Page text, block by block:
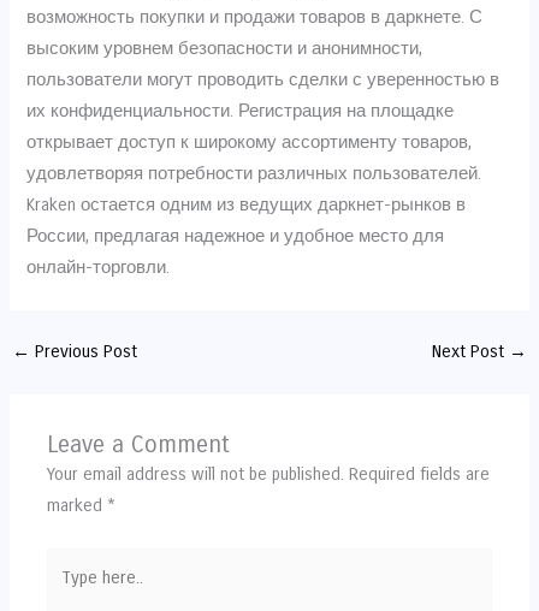
возможность покупки и продажи товаров в даркнете. С
высоким уровнем безопасности и анонимности,
пользователи могут проводить сделки с уверенностью в
их конфиденциальности. Регистрация на площадке
открывает доступ к широкому ассортименту товаров,
удовлетворяя потребности различных пользователей.
Kraken остается одним из ведущих даркнет-рынков в
России, предлагая надежное и удобное место для
онлайн-торговли.
← Previous Post Next Post →
Leave a Comment
Your email address will not be published. Required fields are
marked *
here..